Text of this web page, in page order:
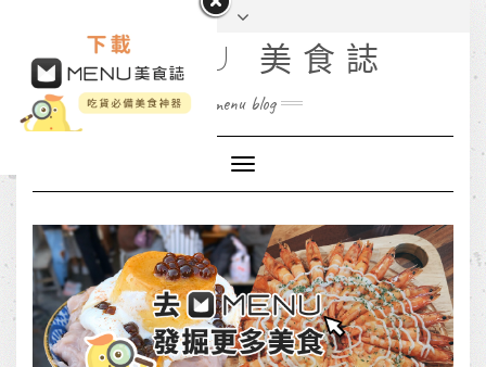
MENU 美食誌
menu blog
Toggle
Navigation